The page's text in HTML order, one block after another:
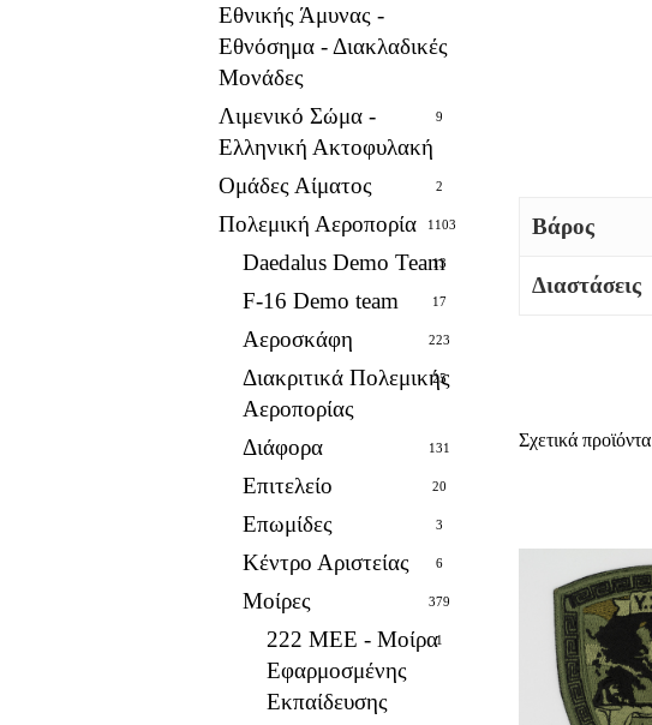
Εθνικής Άμυνας -
Εθνόσημα - Διακλαδικές
Μονάδες
Λιμενικό Σώμα -
Ελληνική Ακτοφυλακή
9
Ομάδες Αίματος 2
Πολεμική Αεροπορία 1103
Daedalus Demo Team
13
F-16 Demo team 17
Αεροσκάφη 223
Διακριτικά Πολεμικής
Αεροπορίας
25
Διάφορα 131
Επιτελείο 20
Επωμίδες 3
Κέντρο Αριστείας 6
Μοίρες 379
222 ΜΕΕ - Μοίρα
Εφαρμοσμένης
Εκπαίδευσης
1
Βάρος
Διαστάσεις
Σχετικά προϊόντα